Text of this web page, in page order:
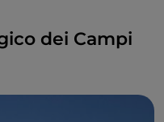
dei Campi